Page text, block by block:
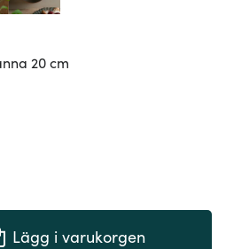
20 cm
Lägg i varukorgen